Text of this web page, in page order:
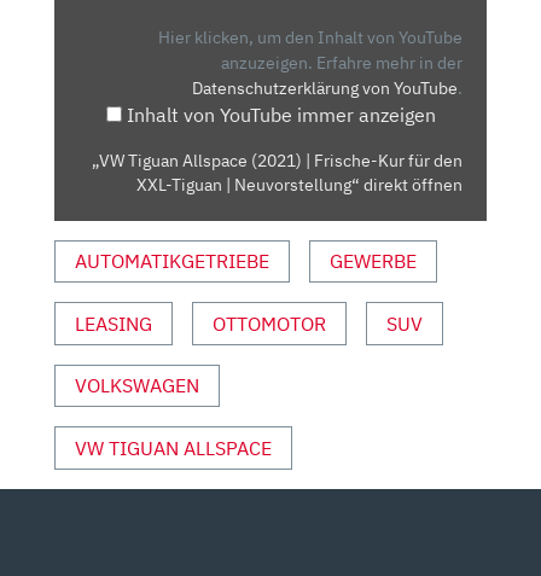
VON
YOUTUBE
Hier klicken, um den Inhalt von YouTube
anzuzeigen. Erfahre mehr in der
Datenschutzerklärung von YouTube.
Inhalt von YouTube immer anzeigen
„VW Tiguan Allspace (2021) | Frische-Kur für den
XXL-Tiguan | Neuvorstellung“ direkt öffnen
AUTOMATIKGETRIEBE GEWERBE
LEASING OTTOMOTOR SUV
VOLKSWAGEN
VW TIGUAN ALLSPACE